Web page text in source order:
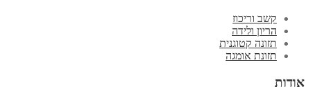
קשב וריכוז
הריון ולידה
תזונה קטוגנית
תזונת אומגה
אודות